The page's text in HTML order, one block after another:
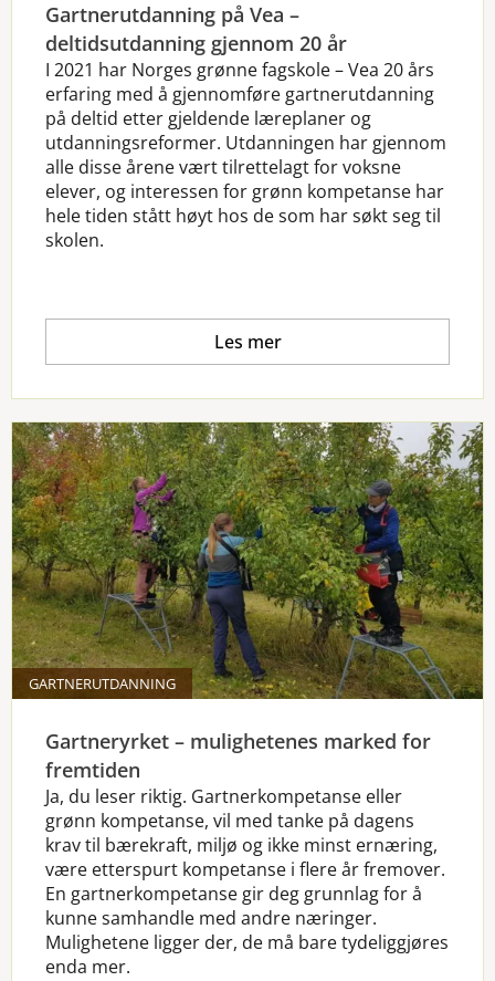
Gartnerutdanning på Vea –
deltidsutdanning gjennom 20 år
I 2021 har Norges grønne fagskole – Vea 20 års
erfaring med å gjennomføre gartnerutdanning
på deltid etter gjeldende læreplaner og
utdanningsreformer. Utdanningen har gjennom
alle disse årene vært tilrettelagt for voksne
elever, og interessen for grønn kompetanse har
hele tiden stått høyt hos de som har søkt seg til
skolen.
Les mer
GARTNERUTDANNING
Gartneryrket – mulighetenes marked for
fremtiden
Ja, du leser riktig. Gartnerkompetanse eller
grønn kompetanse, vil med tanke på dagens
krav til bærekraft, miljø og ikke minst ernæring,
være etterspurt kompetanse i flere år fremover.
En gartnerkompetanse gir deg grunnlag for å
kunne samhandle med andre næringer.
Mulighetene ligger der, de må bare tydeliggjøres
enda mer.